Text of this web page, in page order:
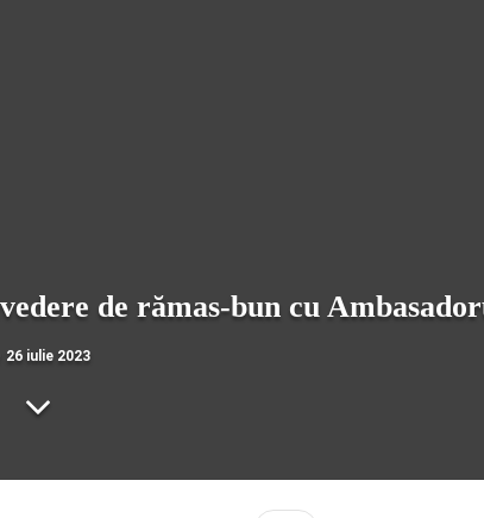
de rămas-bun cu
26 iulie 2023